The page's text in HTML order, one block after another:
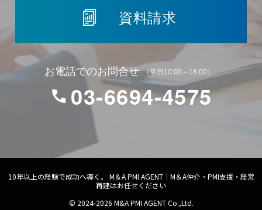
資料請求
お電話でのお問合せ （平日10:00～18:00）
03-6694-4575
© 2024-2026 M&A PMI AGENT Co.,Ltd.
10年以上の経験で成功へ導く。 M＆A PMI AGENT｜M＆A仲介・PMI支援・経営
再建はお任せください